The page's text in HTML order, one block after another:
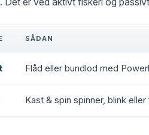
SÅDAN
Flåd eller bundlod med
Kast & spin spinner, blink eller